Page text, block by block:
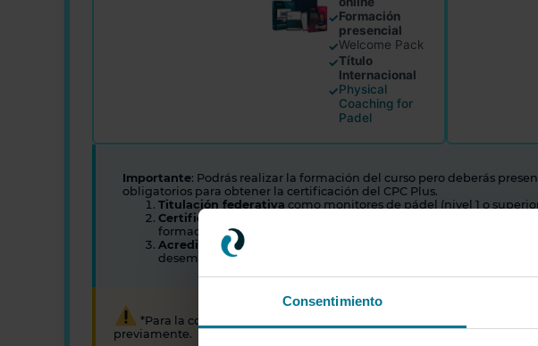
Consentimiento
✓Formación
presencial
✓Welcome Pack
✓Título
Internacional
✓Physical
Coaching for
Padel
Importante: Podrás realizar la formación del curso pero deberás
obligatorios para obtener la certificación del CPC Plus.
Titulación federativa como monitores de pádel (nivel 1 o
Certificado o título de monitor de pádel
formación.
Acreditación de vida laboral
desempeñando funciones de monitor de pádel.
*Para la compra de las
previamente.